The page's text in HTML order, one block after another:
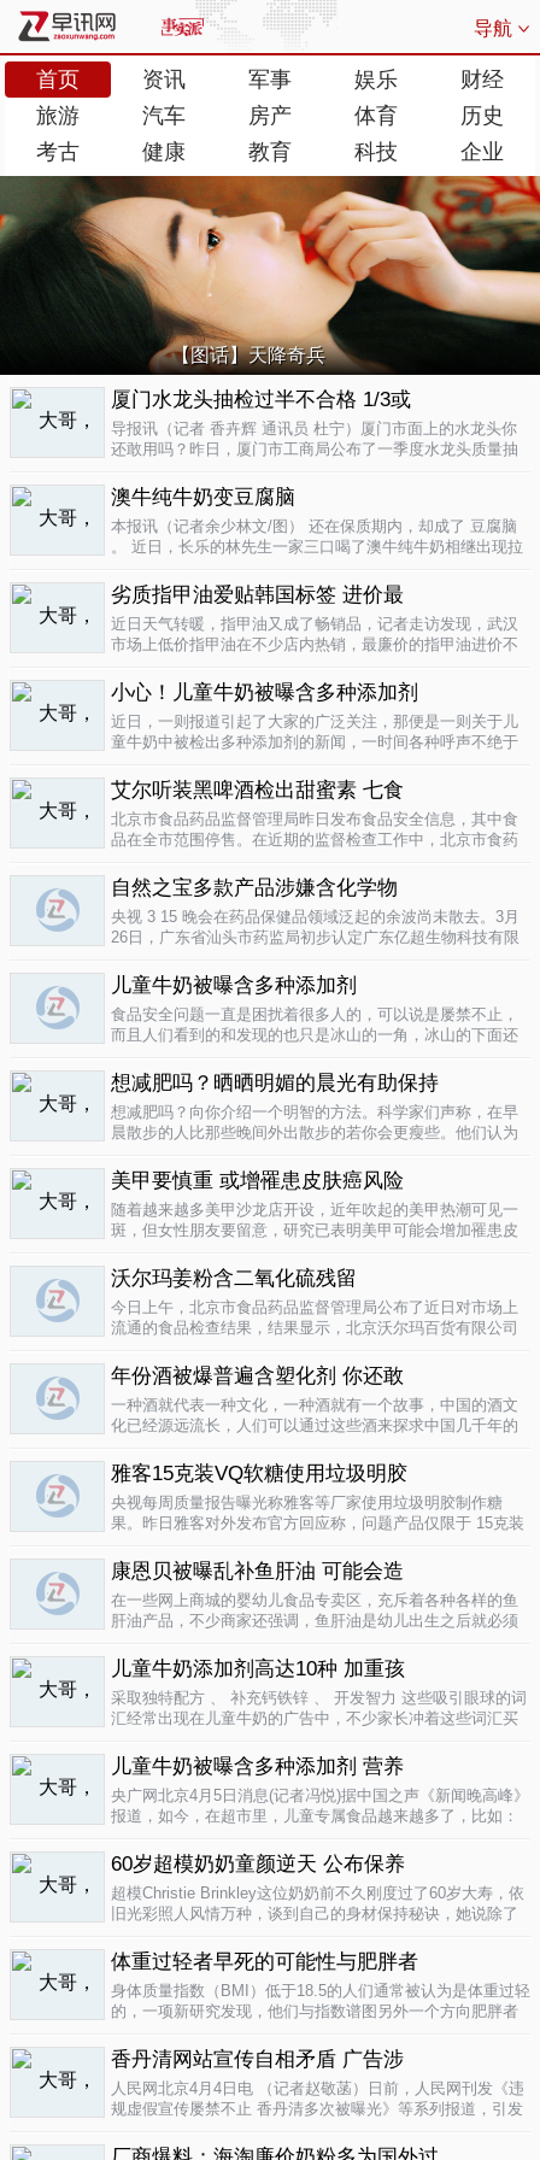
导航
首页 资讯 军事 娱乐
财经
旅游
汽车 房产 体育
历史
考古
健康 教育 科技 企业
【图话】天降奇兵
厦门水龙头抽检过半不合格 1/3或
导报讯（记者 香卉辉 通讯员 杜宁）厦门市面上的水龙头你
还敢用吗？昨日，厦门市工商局公布了一季度水龙头质量抽
批次不合格原因是会产生剧毒。不合格率53.3%涉及多个品
牌据介绍，厦门市工商局今..
澳牛纯牛奶变豆腐脑
本报讯（记者余少林文/图） 还在保质期内，却成了 豆腐脑
。 近日，长乐的林先生一家三口喝了澳牛纯牛奶相继出现拉
纯牛奶并 不纯 ，呈凝固状，像酸奶。昨日上午，林先生向长
乐工商局12315投..
劣质指甲油爱贴韩国标签 进价最
近日天气转暖，指甲油又成了畅销品，记者走访发现，武汉
市场上低价指甲油在不少店内热销，最廉价的指甲油进价不
渡桥夜市上，不少摊位都有五颜六色的指甲油摆卖。 韩国进
口指甲油只要9元，另一个韩国..
小心！儿童牛奶被曝含多种添加剂
近日，一则报道引起了大家的广泛关注，那便是一则关于儿
童牛奶中被检出多种添加剂的新闻，一时间各种呼声不绝于
慌。 每天一斤奶，强壮中国人 ，到底让儿童强壮起来的是牛
奶，还是添加剂？超市中的儿童牛..
艾尔听装黑啤酒检出甜蜜素 七食
北京市食品药品监督管理局昨日发布食品安全信息，其中食
品在全市范围停售。在近期的监督检查工作中，北京市食药
带集团北京蓝宝酒业有限公司生产的 艾尔 听装黑啤酒，检出
不得检出的甜蜜素。北京市..
自然之宝多款产品涉嫌含化学物
央视 3 15 晚会在药品保健品领域泛起的余波尚未散去。3月
26日，广东省汕头市药监局初步认定广东亿超生物科技有限
已涉嫌构成生产销售伪劣产品罪，决定将案件移送汕头市公
安局依法查处。亿..
儿童牛奶被曝含多种添加剂
食品安全问题一直是困扰着很多人的，可以说是屡禁不止，
而且人们看到的和发现的也只是冰山的一角，冰山的下面还
中国家向发达国家进展的过程中的必经之路吧，但是，人们
要为这种发展付出一定的代价，尤其..
想减肥吗？晒晒明媚的晨光有助保持
想减肥吗？向你介绍一个明智的方法。科学家们声称，在早
晨散步的人比那些晚间外出散步的若你会更瘦些。他们认为
国研究人员让54名男性和女性研究参与者在手腕上戴上监控
器，记录他们在一个星期内晒太阳..
美甲要慎重 或增罹患皮肤癌风险
随着越来越多美甲沙龙店开设，近年吹起的美甲热潮可见一
斑，但女性朋友要留意，研究已表明美甲可能会增加罹患皮
美甲很受欢迎是因为它可以防止指甲断裂。但专家表示，美
甲过程中用以硬化凝胶的光疗..
沃尔玛姜粉含二氧化硫残留
今日上午，北京市食品药品监督管理局公布了近日对市场上
流通的食品检查结果，结果显示，北京沃尔玛百货有限公司
款小食品甜蜜素超标。二氧化硫在我国禁止用于姜粉这类食
物，据市食药监局食品安全专家介绍..
年份酒被爆普遍含塑化剂 你还敢
一种酒就代表一种文化，一种酒就有一个故事，中国的酒文
化已经源远流长，人们可以通过这些酒来探求中国几千年的
有害又不能完全戒掉的原因，因为酒已经不只是一种可以喝
的饮品那么简单，就像茶一样有很厚..
雅客15克装VQ软糖使用垃圾明胶
央视每周质量报告曝光称雅客等厂家使用垃圾明胶制作糖
果。昨日雅客对外发布官方回应称，问题产品仅限于 15克装
生产该产品，并将嘉利达明胶原料全部封存。对已上市流通
产品，雅客表示已于3月15..
康恩贝被曝乱补鱼肝油 可能会造
在一些网上商城的婴幼儿食品专卖区，充斥着各种各样的鱼
肝油产品，不少商家还强调，鱼肝油是幼儿出生之后就必须
孩子服用鱼肝油。而实际上，以食品身份出现的鱼肝油是药
品，过量补充会对孩子产生伤害。在..
儿童牛奶添加剂高达10种 加重孩
采取独特配方 、 补充钙铁锌 、 开发智力 这些吸引眼球的词
汇经常出现在儿童牛奶的广告中，不少家长冲着这些词汇买
示，孩子应该尽量少喝。超市儿童牛奶添加剂高达10种昨
天，重庆晨报记者在杨家坪..
儿童牛奶被曝含多种添加剂 营养
央广网北京4月5日消息(记者冯悦)据中国之声《新闻晚高峰》
报道，如今，在超市里，儿童专属食品越来越多了，比如：
非常独特，因此，备受孩子们和家长的喜爱。然而，一些营
养专家指出，儿童牛奶比普通..
60岁超模奶奶童颜逆天 公布保养
超模Christie Brinkley这位奶奶前不久刚度过了60岁大寿，依
旧光彩照人风情万种，谈到自己的身材保持秘诀，她说除了
外，从12岁开始她就是个素食主义者，早餐吃燕麦粥加果
酱，午餐豆子..
体重过轻者早死的可能性与肥胖者
身体质量指数（BMI）低于18.5的人们通常被认为是体重过轻
的，一项新研究发现，他们与指数谱图另外一个方向肥胖者
（如果是粗略的）整体健康指标的可靠性。这个测量值反映
一个人的高度与重量的比..
香丹清网站宣传自相矛盾 广告涉
人民网北京4月4日电 （记者赵敬菡）日前，人民网刊发《违
规虚假宣传屡禁不止 香丹清多次被曝光》等系列报道，引发
官方销售网站存在备案信息不明、涉嫌违规发布广告、宣传